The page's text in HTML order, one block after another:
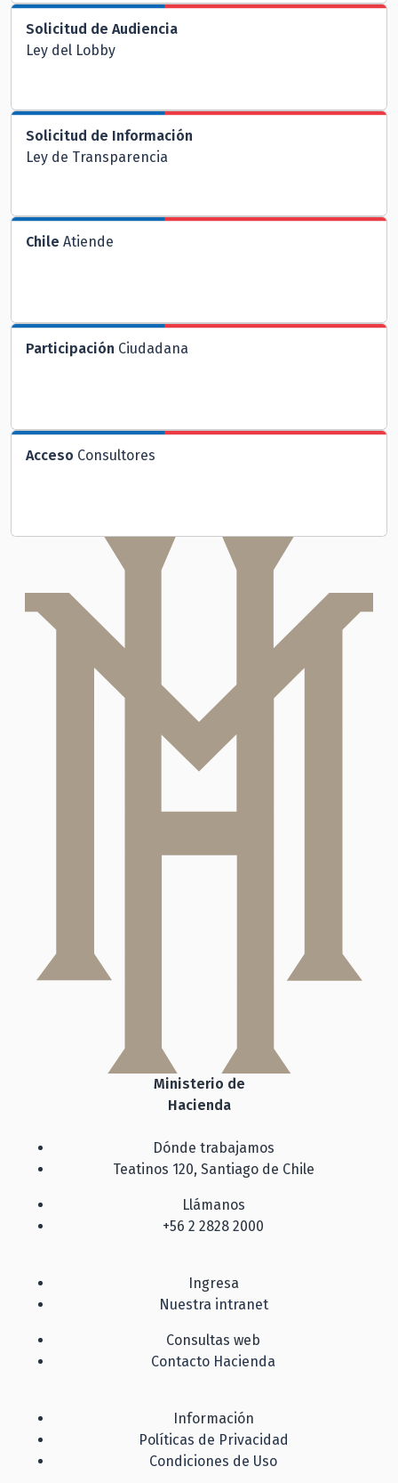
Solicitud de Audiencia
Ley del Lobby
Solicitud de Información
Ley de Transparencia
Chile Atiende
Participación Ciudadana
Acceso Consultores
Ministerio de
Hacienda
Dónde trabajamos
Teatinos 120, Santiago de Chile
Llámanos
+56 2 2828 2000
Ingresa
Nuestra intranet
Consultas web
Contacto Hacienda
Información
Políticas de Privacidad
Condiciones de Uso